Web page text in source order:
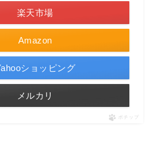
Amazon
楽天市場
ショッピング
メルカリ
ポチップ